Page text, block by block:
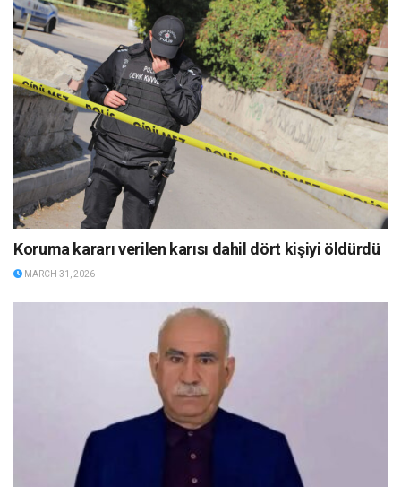
Koruma kararı verilen karısı dahil dört kişiyi öldürdü
MARCH 31, 2026